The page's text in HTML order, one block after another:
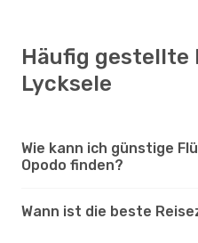
Häufig gestellte
Lycksele
Wie kann ich günstige
Opodo finden?
Wann ist die beste